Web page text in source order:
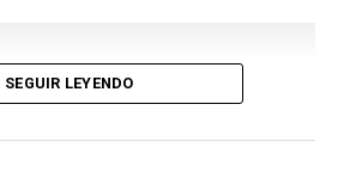
SEGUIR LEYENDO